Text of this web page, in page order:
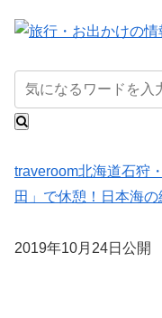
traveroom北海道石狩
田」で休憩！日本海の
2019年10月24日公開